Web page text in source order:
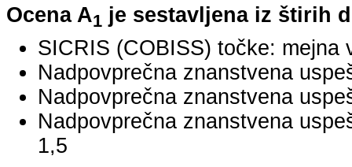
Ocena A1 je sestavljena iz štirih
SICRIS (COBISS) točke: mejna
Nadpovprečna znanstvena
Nadpovprečna znanstvena
Nadpovprečna znanstvena
1,5